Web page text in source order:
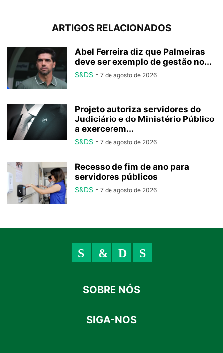
ARTIGOS RELACIONADOS
Abel Ferreira diz que Palmeiras
deve ser exemplo de gestão no...
S&DS - 7 de agosto de 2026
Projeto autoriza servidores do
Judiciário e do Ministério Público
a exercerem...
S&DS - 7 de agosto de 2026
Recesso de fim de ano para
servidores públicos
S&DS - 7 de agosto de 2026
SOBRE NÓS
SIGA-NOS